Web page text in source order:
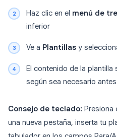
Haz clic en el menú de
inferior
Ve a Plantillas y
El contenido de la plantilla
según sea necesario
Consejo de teclado: Presiona
una nueva pestaña, inserta tu